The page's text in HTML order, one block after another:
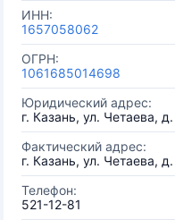
ИНН:
1657058062
ОГРН:
1061685014698
Юридический адрес:
г. Казань, ул. Четаева,
Фактический адрес:
г. Казань, ул. Четаева,
Телефон:
521-12-81